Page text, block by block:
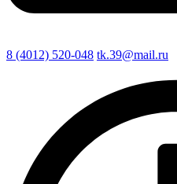
8 (4012) 520-048 tk.39@mail.ru